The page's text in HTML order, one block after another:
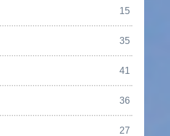
15
35
41
36
27